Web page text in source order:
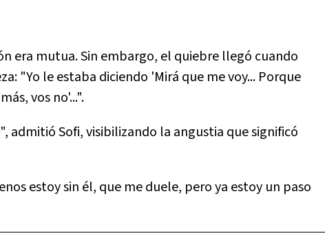
era mutua. Sin embargo, el quiebre llegó cuando
"Yo le estaba diciendo 'Mirá que me voy... Porque
vos no'...".
admitió Sofi, visibilizando la angustia que significó
estoy sin él, que me duele, pero ya estoy un paso